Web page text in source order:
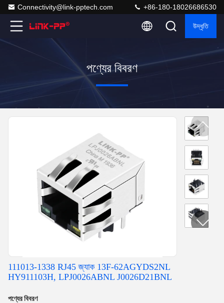
Connectivity@link-pptech.com +86-180-18026686530
উদ্ধৃতি
পণ্যের বিবরণ
111013-1338 RJ45 জ্যাক 13F-62AGYDS2NL
HY911103H, LPJ0026ABNL J0026D21BNL
পণ্যের বিবরণ